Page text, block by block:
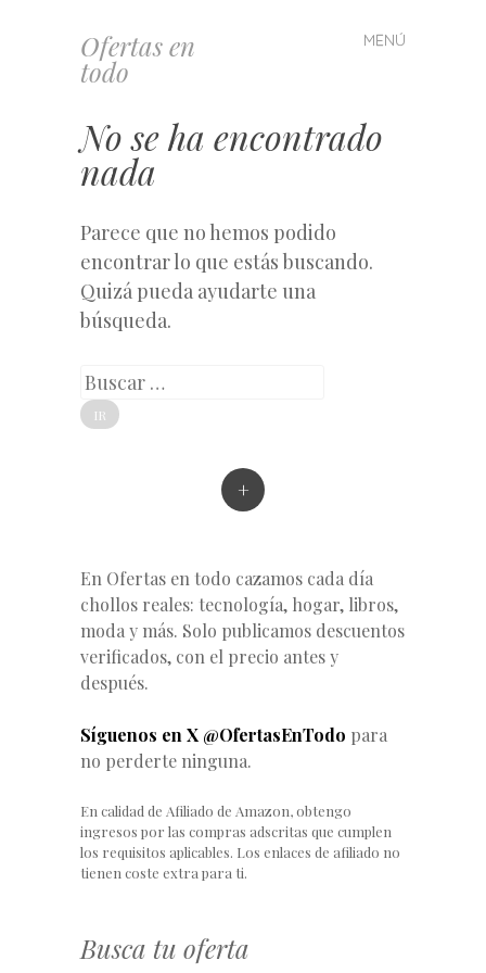
Ofertas en
todo
MENÚ
Saltar
al
No se ha encontrado
nada
Parece que no hemos podido
encontrar lo que estás buscando.
Quizá pueda ayudarte una
búsqueda.
Buscar
+
En Ofertas en todo cazamos cada día
chollos reales: tecnología, hogar, libros,
moda y más. Solo publicamos descuentos
verificados, con el precio antes y
después.
Síguenos en X @OfertasEnTodo para
no perderte ninguna.
En calidad de Afiliado de Amazon, obtengo
ingresos por las compras adscritas que cumplen
los requisitos aplicables. Los enlaces de afiliado no
tienen coste extra para ti.
Busca tu oferta